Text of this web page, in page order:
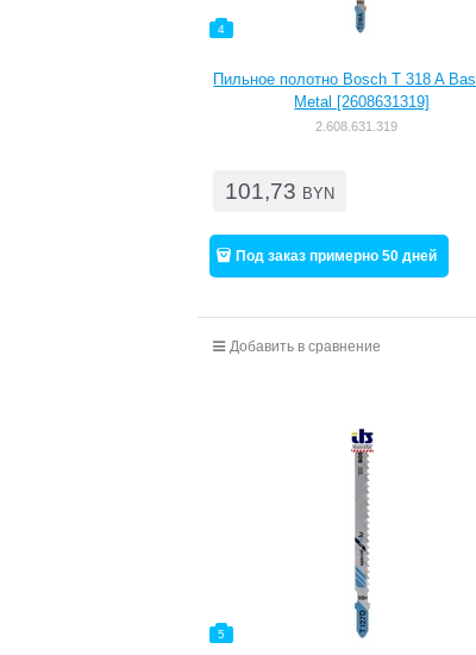
4
Пильное полотно Bosch T 318 A
Metal [2608631319]
2.608.631.319
101,73 BYN
Под заказ примерно 50 дней
Добавить в сравнение
5